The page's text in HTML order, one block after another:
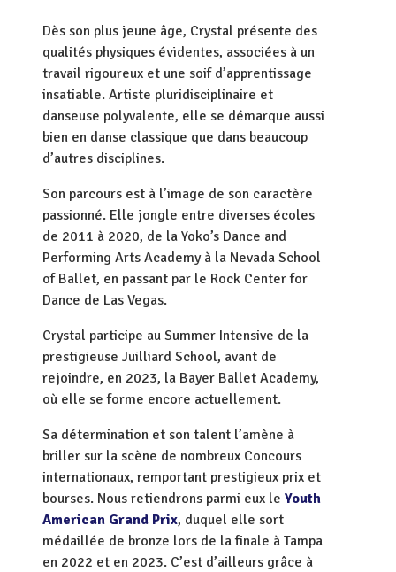
Dès son plus jeune âge, Crystal présente des
qualités physiques évidentes, associées à un
travail rigoureux et une soif d’apprentissage
insatiable. Artiste pluridisciplinaire et
danseuse polyvalente, elle se démarque aussi
bien en danse classique que dans beaucoup
d’autres disciplines.
Son parcours est à l’image de son caractère
passionné. Elle jongle entre diverses écoles
de 2011 à 2020, de la Yoko’s Dance and
Performing Arts Academy à la Nevada School
of Ballet, en passant par le Rock Center for
Dance de Las Vegas.
Crystal participe au Summer Intensive de la
prestigieuse Juilliard School, avant de
rejoindre, en 2023, la Bayer Ballet Academy,
où elle se forme encore actuellement.
Sa détermination et son talent l’amène à
briller sur la scène de nombreux Concours
internationaux, remportant prestigieux prix et
bourses. Nous retiendrons parmi eux le Youth
American Grand Prix, duquel elle sort
médaillée de bronze lors de la finale à Tampa
en 2022 et en 2023. C’est d’ailleurs grâce à